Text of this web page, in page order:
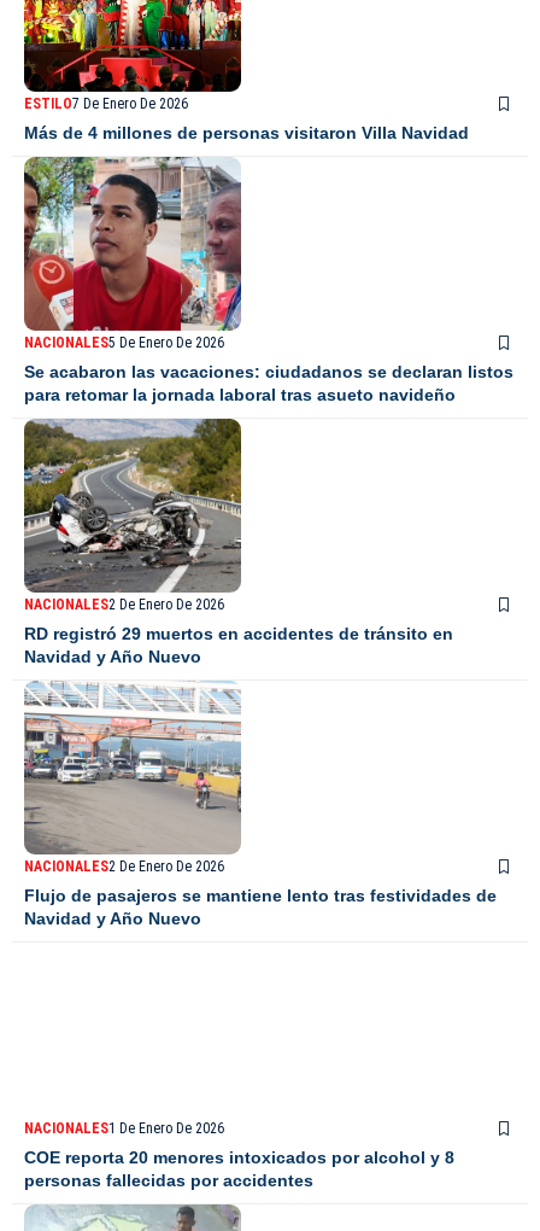
ESTILO7 De Enero De 2026
Más de 4 millones de personas visitaron Villa Navidad
NACIONALES5 De Enero De 2026
Se acabaron las vacaciones: ciudadanos se declaran listos
para retomar la jornada laboral tras asueto navideño
NACIONALES2 De Enero De 2026
RD registró 29 muertos en accidentes de tránsito en
Navidad y Año Nuevo
NACIONALES2 De Enero De 2026
Flujo de pasajeros se mantiene lento tras festividades de
Navidad y Año Nuevo
NACIONALES1 De Enero De 2026
COE reporta 20 menores intoxicados por alcohol y 8
personas fallecidas por accidentes